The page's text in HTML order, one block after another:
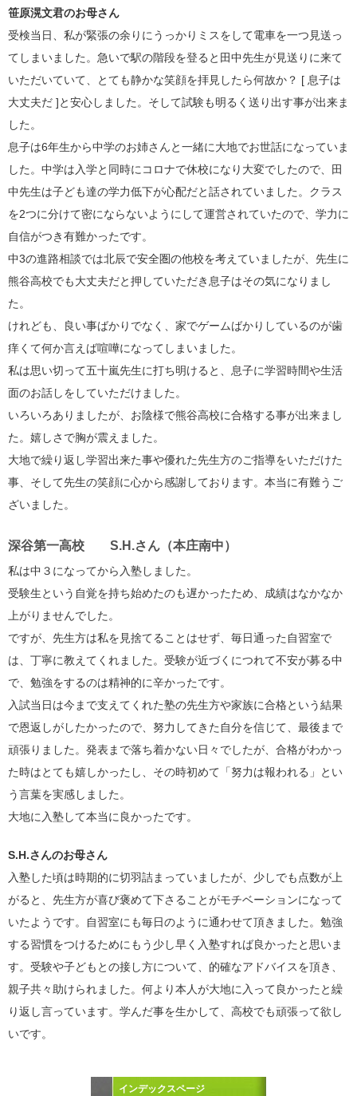
笹原滉文君のお母さん
受検当日、私が緊張の余りにうっかりミスをして電車を一つ見送っ
てしまいました。急いで駅の階段を登ると田中先生が見送りに来て
いただいていて、とても静かな笑顔を拝見したら何故か？ [ 息子は
大丈夫だ ]と安心しました。そして試験も明るく送り出す事が出来ま
した。
息子は6年生から中学のお姉さんと一緒に大地でお世話になっていま
した。中学は入学と同時にコロナで休校になり大変でしたので、田
中先生は子ども達の学力低下が心配だと話されていました。クラス
を2つに分けて密にならないようにして運営されていたので、学力に
自信がつき有難かったです。
中3の進路相談では北辰で安全圏の他校を考えていましたが、先生に
熊谷高校でも大丈夫だと押していただき息子はその気になりまし
た。
けれども、良い事ばかりでなく、家でゲームばかりしているのが歯
痒くて何か言えば喧嘩になってしまいました。
私は思い切って五十嵐先生に打ち明けると、息子に学習時間や生活
面のお話しをしていただけました。
いろいろありましたが、お陰様で熊谷高校に合格する事が出来まし
た。嬉しさで胸が震えました。
大地で繰り返し学習出来た事や優れた先生方のご指導をいただけた
事、そして先生の笑顔に心から感謝しております。本当に有難うご
ざいました。
深谷第一高校 S.H.さん（本庄南中）
私は中３になってから入塾しました。
受験生という自覚を持ち始めたのも遅かったため、成績はなかなか
上がりませんでした。
ですが、先生方は私を見捨てることはせず、毎日通った自習室で
は、丁寧に教えてくれました。受験が近づくにつれて不安が募る中
で、勉強をするのは精神的に辛かったです。
入試当日は今まで支えてくれた塾の先生方や家族に合格という結果
で恩返しがしたかったので、努力してきた自分を信じて、最後まで
頑張りました。発表まで落ち着かない日々でしたが、合格がわかっ
た時はとても嬉しかったし、その時初めて「努力は報われる」とい
う言葉を実感しました。
大地に入塾して本当に良かったです。
S.H.さんのお母さん
入塾した頃は時期的に切羽詰まっていましたが、少しでも点数が上
がると、先生方が喜び褒めて下さることがモチベーションになって
いたようです。自習室にも毎日のように通わせて頂きました。勉強
する習慣をつけるためにもう少し早く入塾すれば良かったと思いま
す。受験や子どもとの接し方について、的確なアドバイスを頂き、
親子共々助けられました。何より本人が大地に入って良かったと繰
り返し言っています。学んだ事を生かして、高校でも頑張って欲し
いです。
インデックスページ